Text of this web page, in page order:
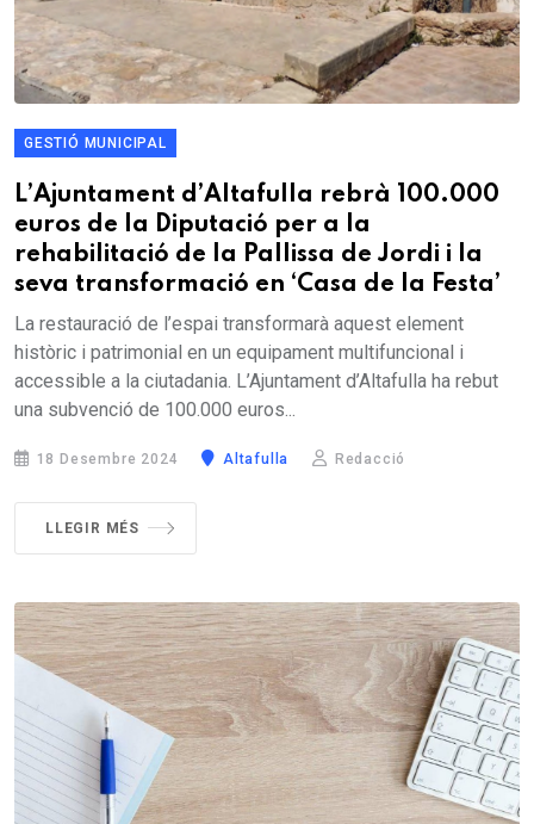
GESTIÓ MUNICIPAL
L’Ajuntament d’Altafulla rebrà 100.000
euros de la Diputació per a la
rehabilitació de la Pallissa de Jordi i la
seva transformació en ‘Casa de la Festa’
La restauració de l’espai transformarà aquest element
històric i patrimonial en un equipament multifuncional i
accessible a la ciutadania. L’Ajuntament d’Altafulla ha rebut
una subvenció de 100.000 euros...
18 Desembre 2024 Altafulla Redacció
LLEGIR MÉS